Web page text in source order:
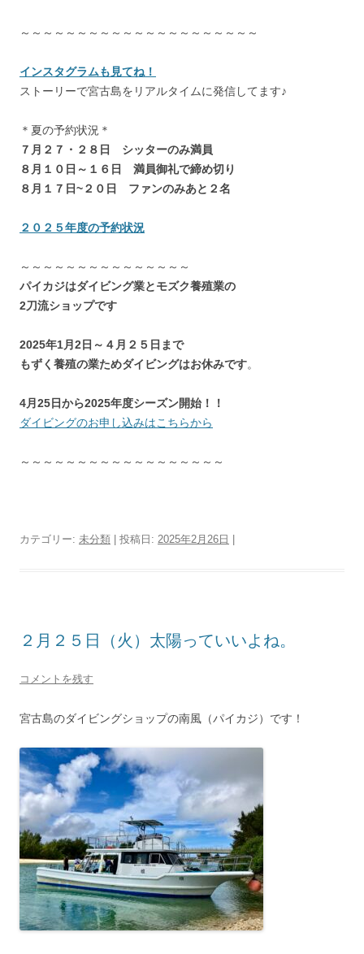
～～～～～～～～～～～～～～～～～～～～～
インスタグラムも見てね！
ストーリーで宮古島をリアルタイムに発信してます♪
＊夏の予約状況＊
７月２７・２８日 シッターのみ満員
８月１０日～１６日 満員御礼で締め切り
８月１７日~２０日 ファンのみあと２名
２０２５年度の予約状況
～～～～～～～～～～～～～～～
パイカジはダイビング業とモズク養殖業の
2刀流ショップです
2025年1月2日～４月２５日まで
もずく養殖の業ためダイビングはお休みです。
4月25日から2025年度シーズン開始！！
ダイビングのお申し込みはこちらから
～～～～～～～～～～～～～～～～～～
カテゴリー: 未分類 | 投稿日: 2025年2月26日
２月２５日（火）太陽っていいよね。
コメントを残す
宮古島のダイビングショップの南風（パイカジ）です！